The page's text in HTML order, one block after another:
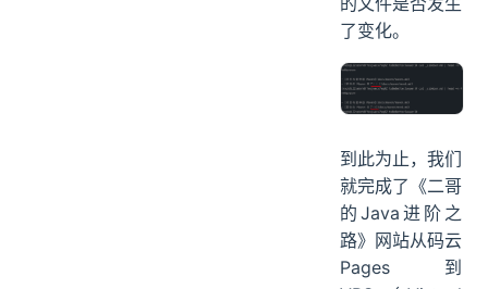
点击计划任务的
「执行」按钮。
的文件是否发生
了变化。